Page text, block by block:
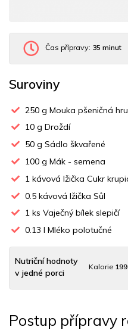
Čas přípravy: 35 minut
Suroviny
250 g Mouka pšeničná
10 g Droždí
50 g Sádlo škvařené
100 g Mák - semena
1 kávová lžička Cukr
0.5 kávová lžička Sůl
1 ks Vaječný bílek slepičí
0.13 l Mléko polotučné
Nutriční hodnoty
v jedné porci
Kalorie
Uhlovodany 4 g
Postup přípravy